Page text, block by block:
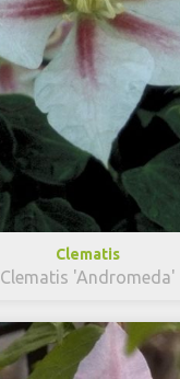
Clematis
Clematis 'Andromeda'